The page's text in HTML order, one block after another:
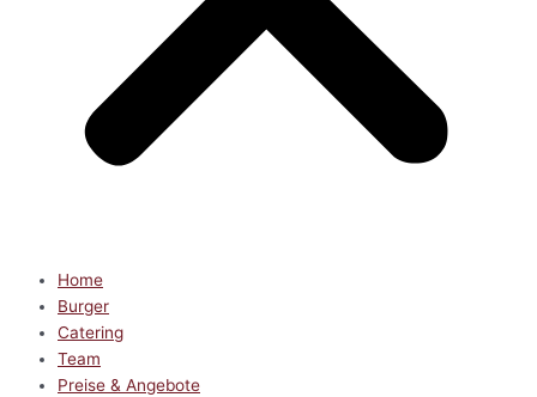
Home
Burger
Catering
Team
Preise & Angebote